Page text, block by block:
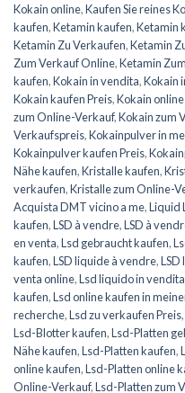
Kokain online,Kaufen Sie reines
kaufen,Ketamin kaufen,Ketamin
Ketamin Zu Verkaufen,Ketamin
Zum Verkauf Online,Ketamin
kaufen,Kokain in vendita,Kokain
Kokain kaufen Preis,Kokain
zum Online-Verkauf,Kokain zum
Verkaufspreis,Kokainpulver in
Kokainpulver kaufen Preis,
Nähe kaufen,Kristalle kaufen,
verkaufen,Kristalle zum Online-
Acquista DMT vicino a me,Liquid
kaufen,LSD à vendre,LSD à
en venta,Lsd gebraucht kaufen,
kaufen,LSD liquide à vendre,LSD
venta online,Lsd liquido in vendita
kaufen,Lsd online kaufen in
recherche,Lsd zu verkaufen Preis,
Lsd-Blotter kaufen,Lsd-Platten
Nähe kaufen,Lsd-Platten kaufen,
online kaufen,Lsd-Platten online
Online-Verkauf,Lsd-Platten zum